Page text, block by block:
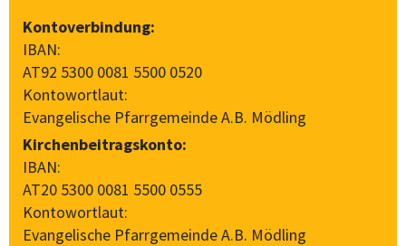
Kontoverbindung:
IBAN:
AT92 5300 0081 5500 0520
Kontowortlaut:
Evangelische Pfarrgemeinde A.B. Mödling
Kirchenbeitragskonto:
IBAN:
AT20 5300 0081 5500 0555
Kontowortlaut:
Evangelische Pfarrgemeinde A.B. Mödling